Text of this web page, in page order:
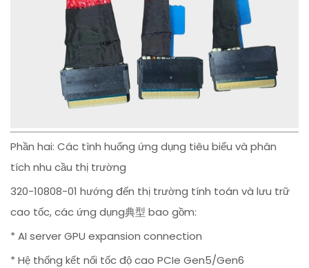
Phần hai: Các tình huống ứng dụng tiêu biểu và phân
tích nhu cầu thị trường
320-10808-01 hướng đến thị trường tính toán và lưu trữ
cao tốc, các ứng dụng典型 bao gồm:
* AI server GPU expansion connection
* Hệ thống kết nối tốc độ cao PCIe Gen5/Gen6